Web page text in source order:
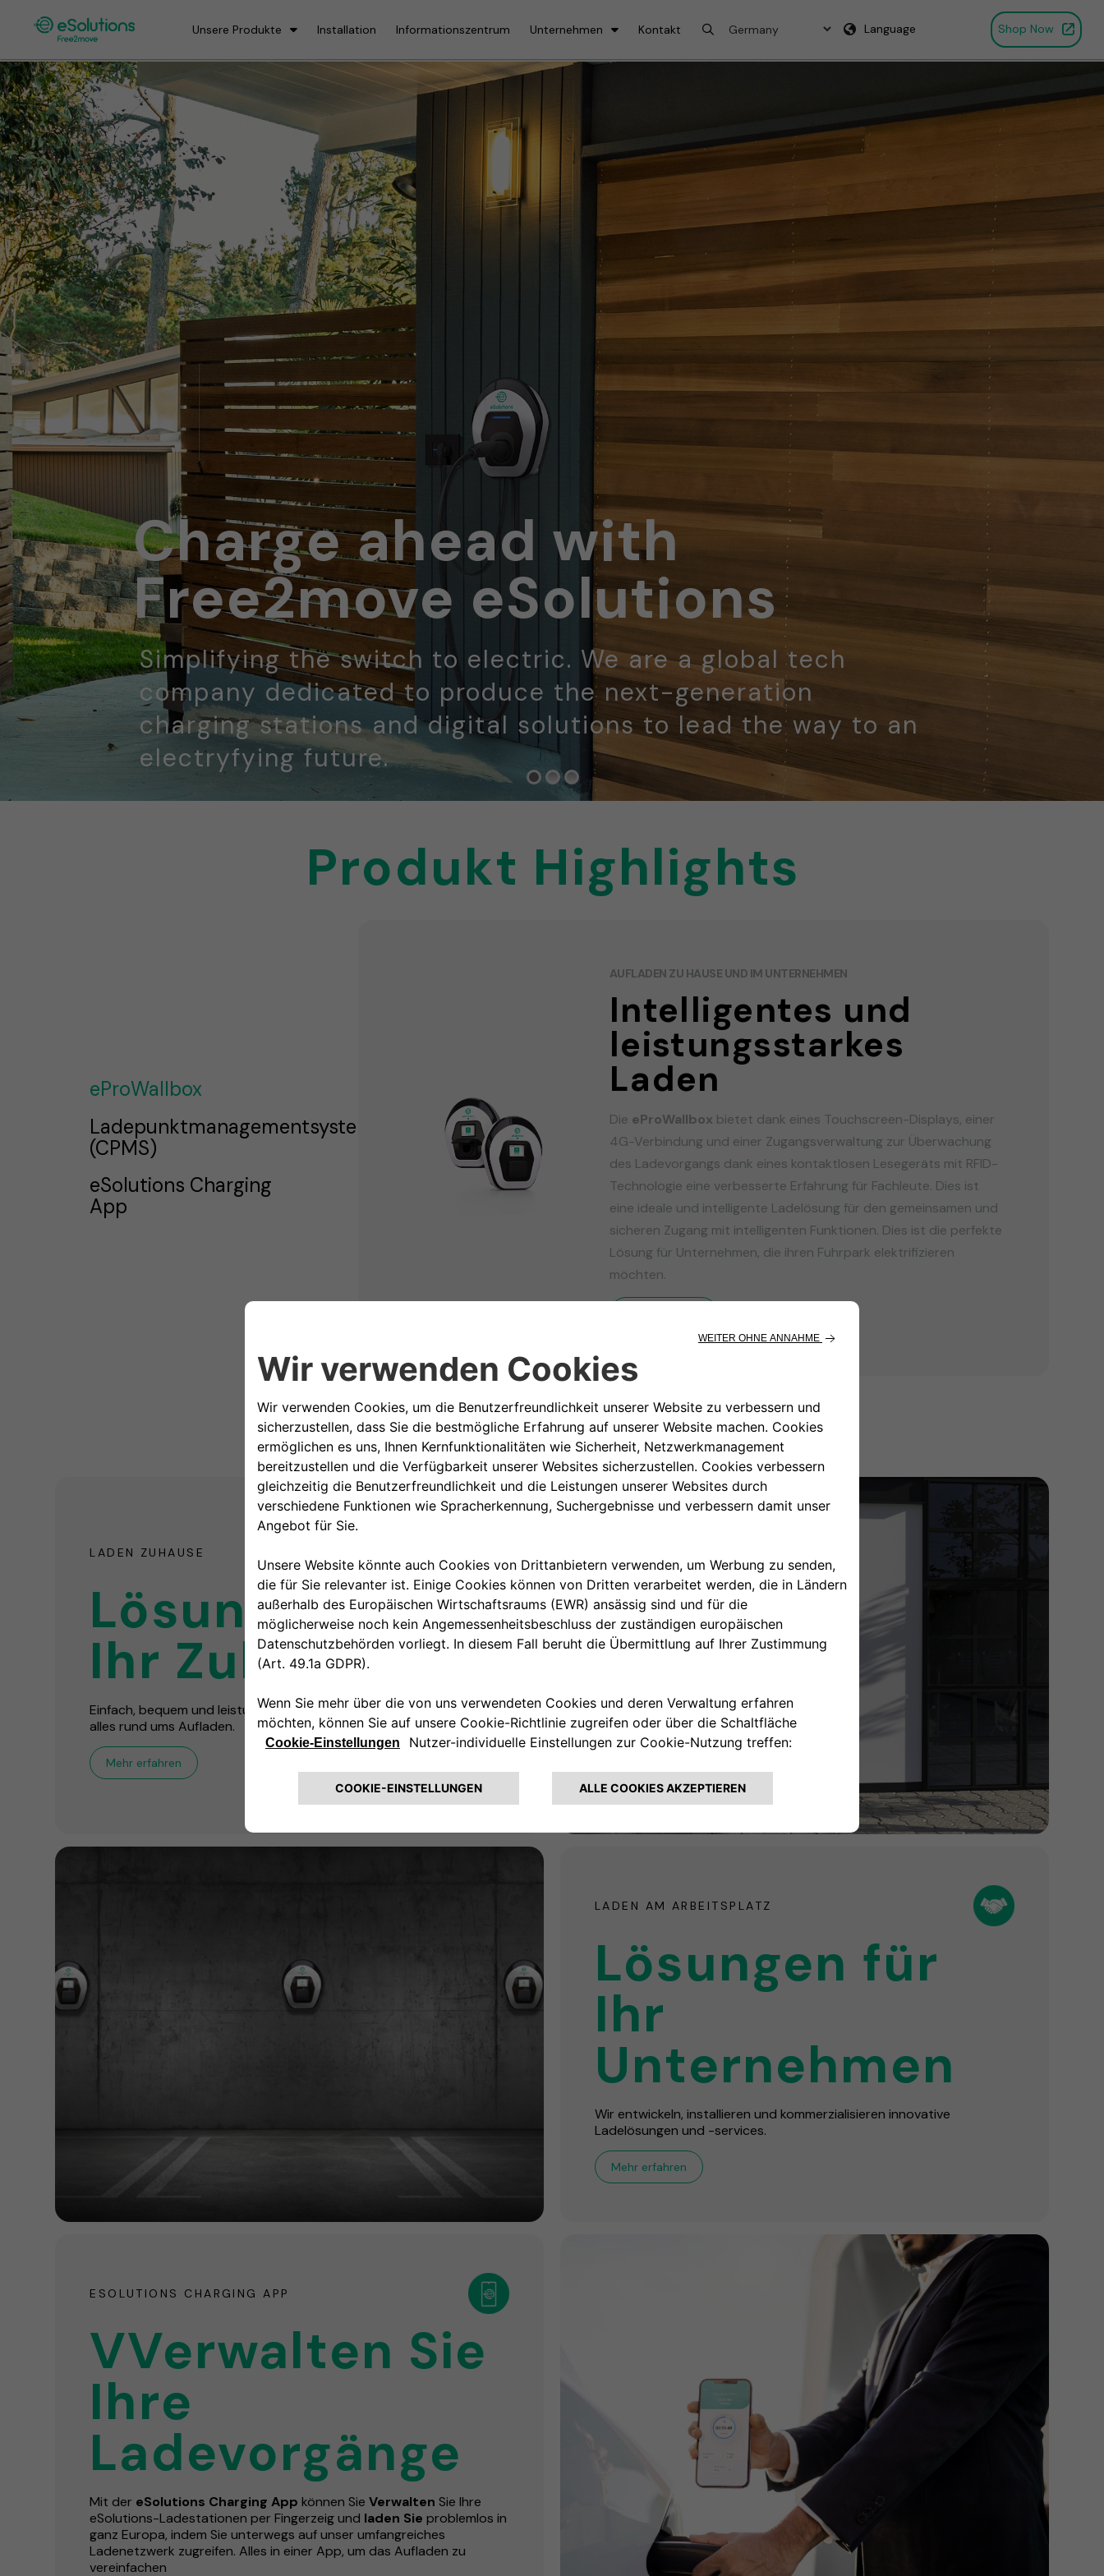
Unsere Produkte Installation Informationszentrum Unternehmen Kontakt Language Shop Now
Charge ahead with
Free2move eSolutions
Simplifying the switch to electric. We are a global tech
company dedicated to produce the next-generation
charging stations and digital solutions to lead the way to an
electryfying future.
Produkt Highlights
eProWallbox
Ladepunktmanagementsystem
(CPMS)
eSolutions Charging
App
AUFLADEN ZU HAUSE UND IM UNTERNEHMEN
Intelligentes und
leistungsstarkes
Laden
Die eProWallbox bietet dank eines Touchscreen-Displays, einer
4G-Verbindung und einer Zugangsverwaltung zur Überwachung
des Ladevorgangs dank eines kontaktlosen Lesegeräts mit RFID-
Technologie eine verbesserte Erfahrung für Fachleute. Dies ist
eine ideale und intelligente Ladelösung für den gemeinsamen und
sicheren Zugang mit intelligenten Funktionen. Dies ist die perfekte
Lösung für Unternehmen, die ihren Fuhrpark elektrifizieren
möchten.
LADEN ZUHAUSE
Lösungen für
Ihr Zuhause
Einfach, bequem und leistungsstark! Wir sind Ihr One-Stop-Shop für
alles rund ums Aufladen.
Mehr erfahren
LADEN AM ARBEITSPLATZ
Lösungen für
Ihr
Unternehmen
Wir entwickeln, installieren und kommerzialisieren innovative
Ladelösungen und -services.
Mehr erfahren
ESOLUTIONS CHARGING APP
VVerwalten Sie
Ihre
Ladevorgänge
Mit der eSolutions Charging App können SieVerwalten Sie Ihre
eSolutions-Ladestationen per Fingerzeig und laden Sieproblemlos in
ganz Europa, indem Sie unterwegs auf unser umfangreiches
Ladenetzwerk zugreifen. Alles in einer App, um das Aufladen zu
vereinfachen